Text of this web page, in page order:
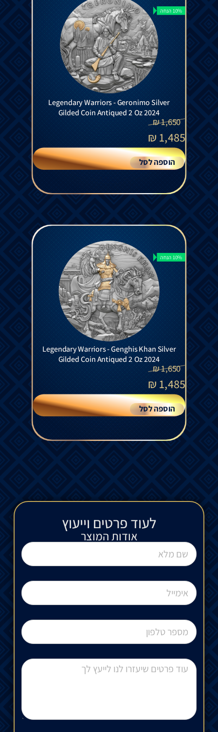
10% הנחה
Legendary Warriors - Geronimo Silver
Gilded Coin Antiqued 2 Oz 2024
1,650
₪
1,485
₪
הוספה לסל
10% הנחה
Legendary Warriors - Genghis Khan Silver
Gilded Coin Antiqued 2 Oz 2024
1,650
₪
1,485
₪
הוספה לסל
לעוד פרטים וייעוץ​
אודות המוצר